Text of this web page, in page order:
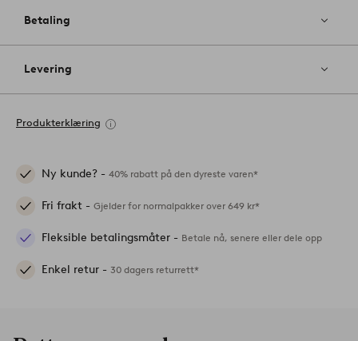
Betaling
Levering
Produkterklæring
Ny kunde? - 40% rabatt på den dyreste varen*
Fri frakt - Gjelder for normalpakker over 649 kr*
Fleksible betalingsmåter - Betale nå, senere eller dele opp
Enkel retur - 30 dagers returrett*